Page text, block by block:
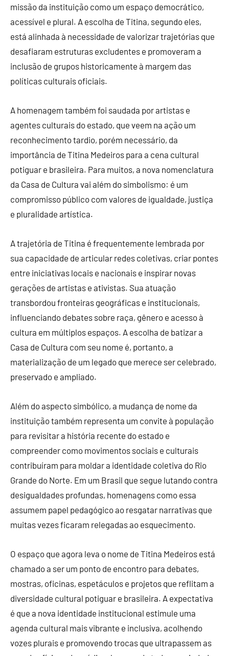
missão da instituição como um espaço democrático,
acessível e plural. A escolha de Titina, segundo eles,
está alinhada à necessidade de valorizar trajetórias que
desafiaram estruturas excludentes e promoveram a
inclusão de grupos historicamente à margem das
políticas culturais oficiais.
A homenagem também foi saudada por artistas e
agentes culturais do estado, que veem na ação um
reconhecimento tardio, porém necessário, da
importância de Titina Medeiros para a cena cultural
potiguar e brasileira. Para muitos, a nova nomenclatura
da Casa de Cultura vai além do simbolismo: é um
compromisso público com valores de igualdade, justiça
e pluralidade artística.
A trajetória de Titina é frequentemente lembrada por
sua capacidade de articular redes coletivas, criar pontes
entre iniciativas locais e nacionais e inspirar novas
gerações de artistas e ativistas. Sua atuação
transbordou fronteiras geográficas e institucionais,
influenciando debates sobre raça, gênero e acesso à
cultura em múltiplos espaços. A escolha de batizar a
Casa de Cultura com seu nome é, portanto, a
materialização de um legado que merece ser celebrado,
preservado e ampliado.
Além do aspecto simbólico, a mudança de nome da
instituição também representa um convite à população
para revisitar a história recente do estado e
compreender como movimentos sociais e culturais
contribuíram para moldar a identidade coletiva do Rio
Grande do Norte. Em um Brasil que segue lutando contra
desigualdades profundas, homenagens como essa
assumem papel pedagógico ao resgatar narrativas que
muitas vezes ficaram relegadas ao esquecimento.
O espaço que agora leva o nome de Titina Medeiros está
chamado a ser um ponto de encontro para debates,
mostras, oficinas, espetáculos e projetos que reflitam a
diversidade cultural potiguar e brasileira. A expectativa
é que a nova identidade institucional estimule uma
agenda cultural mais vibrante e inclusiva, acolhendo
vozes plurais e promovendo trocas que ultrapassem as